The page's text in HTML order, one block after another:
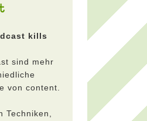
kills
sind mehr
von content.
Techniken,